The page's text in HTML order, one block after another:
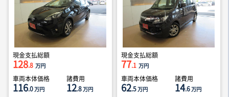
現金支払総額
128.8 万円
車両本体価格
116.0万円
諸費用
12.8万円
現金支払総額
77.1 万円
車両本体価格
62.5万円
諸費用
14.6万円